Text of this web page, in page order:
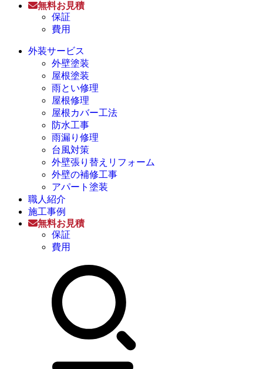
無料お見積
保証
費用
外装サービス
外壁塗装
屋根塗装
雨とい修理
屋根修理
屋根カバー工法
防水工事
雨漏り修理
台風対策
外壁張り替えリフォーム
外壁の補修工事
アパート塗装
職人紹介
施工事例
無料お見積
保証
費用